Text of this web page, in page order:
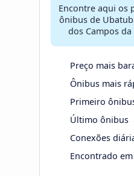
Encontre aqui os
ônibus de
dos Campos
Preço mais
Ônibus mais
Primeiro
Último ônibus
Conexões
Encontrado em